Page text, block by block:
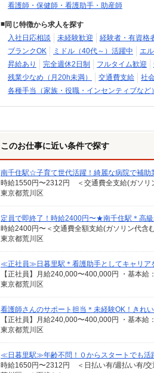
看護師・保健師・看護助手・助産師
同じ特徴から求人を探す
入社日応相談
未経験歓迎 経験者・有資格
ブランクOK
ミドル（40代～）活躍中 エ
昇給あり
完全週休2日制 フルタイム歓迎
残業少なめ（月20h未満）
交通費支給 社
各種手当（家族・役職・インセンティブなど
このお仕事に近い条件で探す
南千住駅☆子育て世代活躍！綺麗な病院で補
時給1550円〜2312円 ＜交通費全支給(ガソリ
東京都荒川区
定員で即終了！時給2400円〜★南千住駅＊高
時給2400円〜＜交通費全額支給(ガソリン代含
東京都荒川区
≪正社員≫日暮里駅＊看護助手としてキャリア
東京都荒川区
看護師さんのサポート担当＊未経験OK！きれ
東京都荒川区
≪日暮里駅≫年齢不問！０からスタートでも活
時給1650円〜2312円 ＜日払い有/週払い有/交